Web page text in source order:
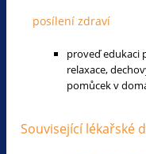
posílení zdraví
proveď edukaci
relaxace,
pomůcek v
Související lékařské